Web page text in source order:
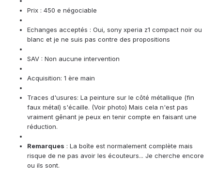
Prix : 450 e négociable
Echanges acceptés : Oui, sony xperia z1 compact noir ou
blanc et je ne suis pas contre des propositions
SAV : Non aucune intervention
Acquisition: 1 ère main
Traces d'usures: La peinture sur le côté métallique (fin
faux métal) s'écaille. (Voir photo) Mais cela n'est pas
vraiment gênant je peux en tenir compte en faisant une
réduction.
Remarques : La boîte est normalement complète mais
risque de ne pas avoir les écouteurs... Je cherche encore
ou ils sont.